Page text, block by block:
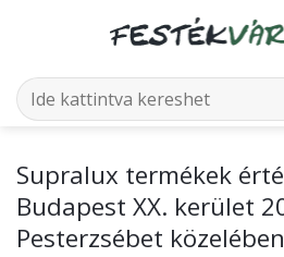
Keresés
a
Supralux termékek
Budapest XX. kerület
Pesterzsébet közelében